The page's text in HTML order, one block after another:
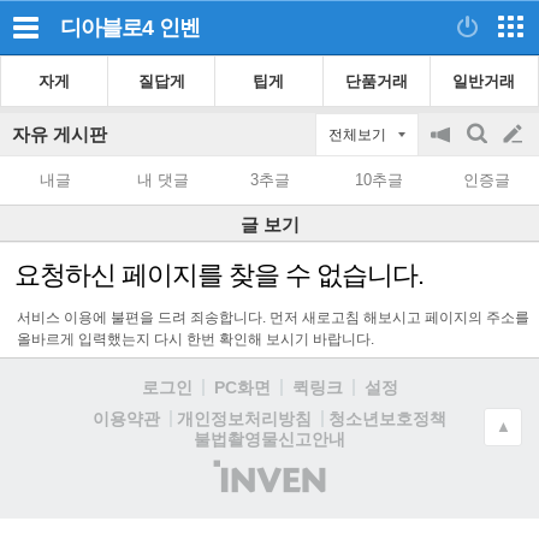
디아블로4 인벤
자게 질답게 팁게 단품거래 일반거래
자유 게시판 전체보기
공
on/off
검
색
글
쓰
기
내글 내 댓글 3추글 10추글 인증글
글 보기
요청하신 페이지를 찾을 수 없습니다.
서비스 이용에 불편을 드려 죄송합니다. 먼저 새로고침 해보시고 페이지의 주소를
올바르게 입력했는지 다시 한번 확인해 보시기 바랍니다.
로그인 PC화면 퀵링크
설정
이용약관
개인정보처리방침
청소년보호정책
불법촬영물신고안내
(주)
인
▲